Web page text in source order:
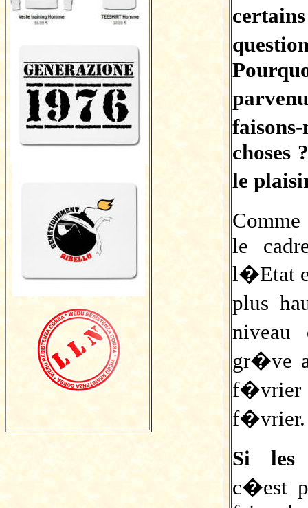
choses
le
le
l�Etat
plus
niveau
gr�ve
f�vrier
f�vrier.
Si les
c�est